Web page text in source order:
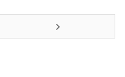
다음 페이지